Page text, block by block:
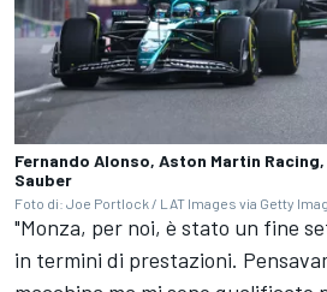
Fernando Alonso, Aston Martin
Sauber
Foto di: Joe Portlock / LAT Images via Getty
"Monza, per noi, è stato un fine
in termini di prestazioni.